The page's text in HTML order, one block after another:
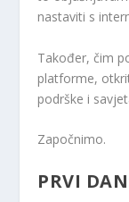
nastaviti s
Također, čim
platforme,
podrške i
Započnimo.
PRVI